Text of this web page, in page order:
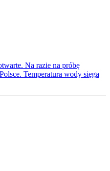
Na razie na próbę
Temperatura wody sięga